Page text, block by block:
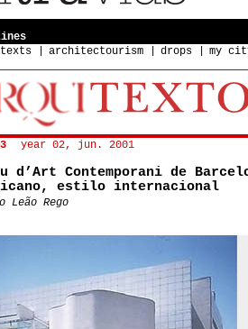
architectourism drops my
year 02, jun. 2001
d’Art Contemporani de
estilo internacional
Leão Rego